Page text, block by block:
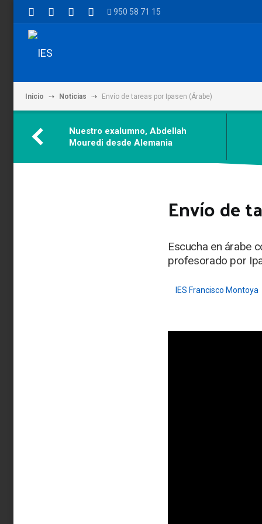
950 58 71 15
Inicio Noticias Envío de tareas por Ipasen (Árabe)
Nuestro exalumno, Abdellah
Mouredi desde Alemania
Envío de
Escucha en árabe
profesorado por
IES Francisco Montoya